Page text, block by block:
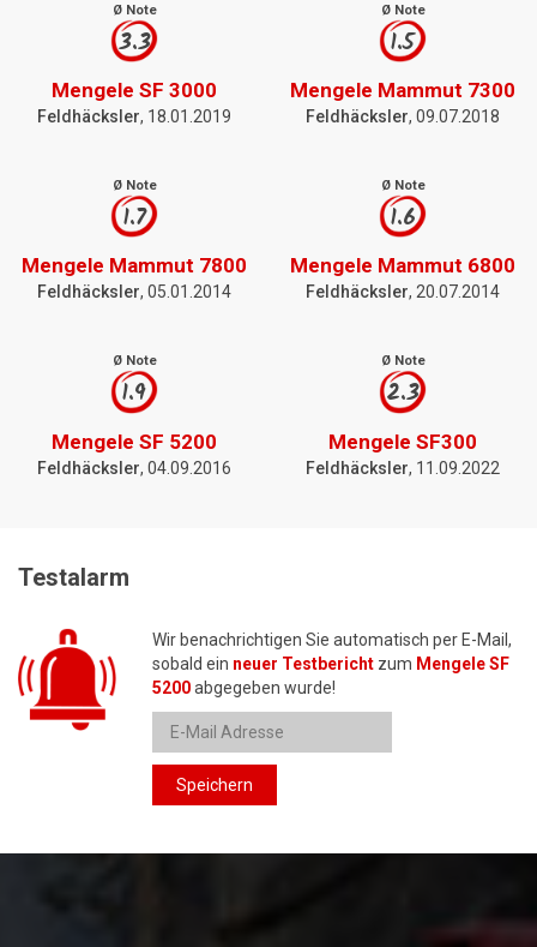
Ø Note
3.3
Mengele SF 3000
Feldhäcksler, 18.01.2019
Ø Note
1.5
Mengele Mammut 7300
Feldhäcksler, 09.07.2018
Ø Note
1.7
Mengele Mammut 7800
Feldhäcksler, 05.01.2014
Ø Note
1.6
Mengele Mammut 6800
Feldhäcksler, 20.07.2014
Ø Note
1.9
Mengele SF 5200
Feldhäcksler, 04.09.2016
Ø Note
2.3
Mengele SF300
Feldhäcksler, 11.09.2022
Testalarm
Wir benachrichtigen Sie automatisch per E-Mail,
sobald ein neuer Testbericht zum Mengele SF
5200abgegeben wurde!
Speichern